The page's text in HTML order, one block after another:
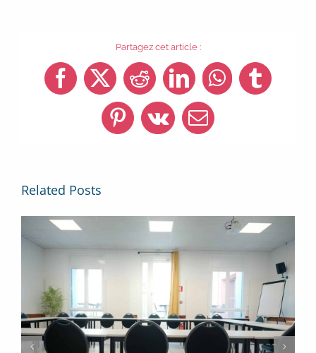
Partagez cet article :
Facebook
X RedditLinkedInWhatsApp
Tumblr
Pinterest
Vk Email
Related Posts